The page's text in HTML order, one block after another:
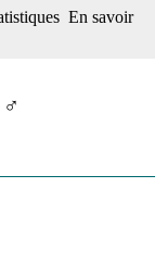
♂
En savoir